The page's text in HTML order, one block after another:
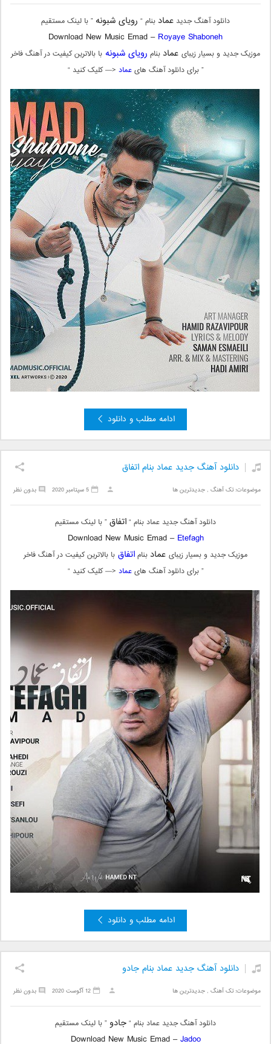
دانلود آهنگ جدید عماد بنام “ رویای شبونه ” با لینک مستقیم
Download New Music Emad – Royaye Shaboneh
موزیک جدید و بسیار زیبای عماد بنام رویای شبونه با بالاترین کیفیت در آهنگ فاخر
” برای دانلود آهنگ هایعماد <— کلیک کنید “
ادامه مطلب و دانلود
دانلود آهنگ جدید عماد بنام اتفاق
موضوعات:تک آهنگ ,جدیدترین ها بدون نظر 5 سپتامبر 2020
دانلود آهنگ جدید عماد بنام “اتفاق” با لینک مستقیم
Download New Music Emad – Etefagh
موزیک جدید و بسیار زیبای عماد بناماتفاق با بالاترین کیفیت در آهنگ فاخر
” برای دانلود آهنگ هایعماد <— کلیک کنید “
ادامه مطلب و دانلود
دانلود آهنگ جدید عماد بنام جادو
موضوعات:تک آهنگ ,جدیدترین ها بدون نظر 12 آگوست 2020
دانلود آهنگ جدید عماد بنام “جادو” با لینک مستقیم
Download New Music Emad –Jadoo